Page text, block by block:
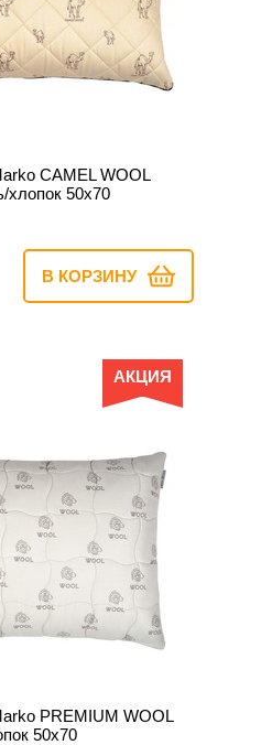
CAMEL WOOL
50х70
В КОРЗИНУ
АКЦИЯ
PREMIUM WOOL
50х70